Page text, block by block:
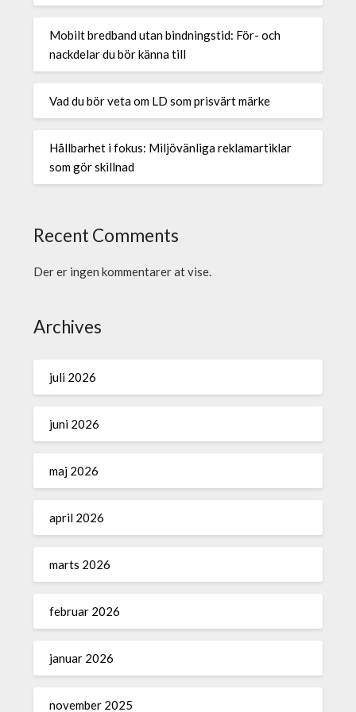
Mobilt bredband utan bindningstid: För- och
nackdelar du bör känna till
Vad du bör veta om LD som prisvärt märke
Hållbarhet i fokus: Miljövänliga reklamartiklar
som gör skillnad
Recent Comments
Der er ingen kommentarer at vise.
Archives
juli 2026
juni 2026
maj 2026
april 2026
marts 2026
februar 2026
januar 2026
november 2025